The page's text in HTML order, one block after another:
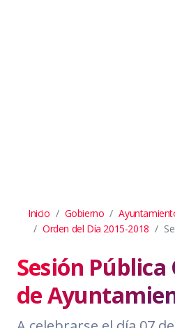
Inicio Gobierno
Orden del Día 2015-2018
Sesión
de